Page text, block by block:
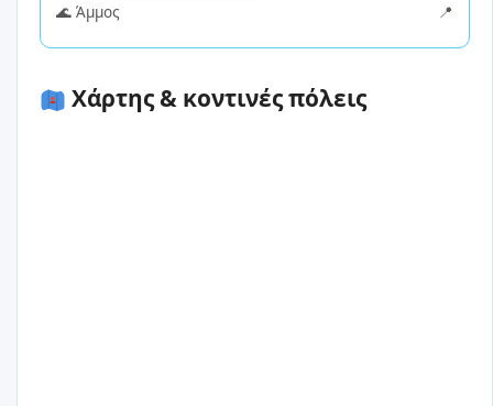
🌊 Άμμος
📍
Χάρτης & κοντινές πόλεις